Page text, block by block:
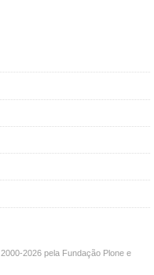
2000-2026 pela Fundação Plone e